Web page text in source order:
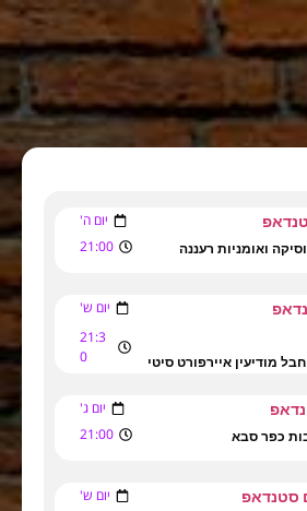
יום ה'
ואומניות רעננה 21:00
יום ש'
מודיעין איירפורט סיטי
21:3
0
יום ג'
כפר סבא 21:00
סטנדאפ יום ש'